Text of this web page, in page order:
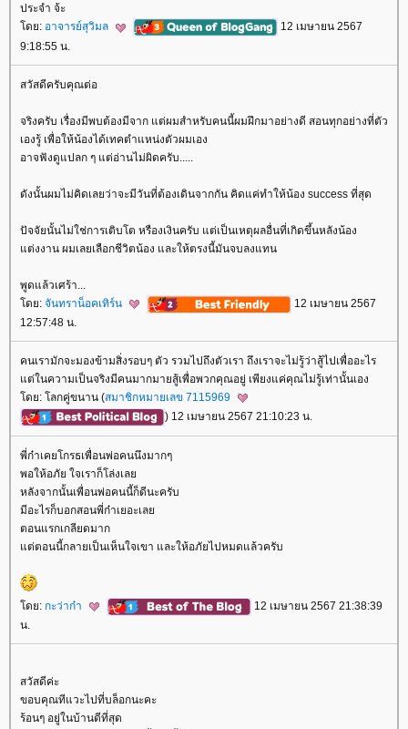
ประจำ จ้ะ
ดย: อาจารย์สุวิมล
12 เมษายน 2567
9:18:55 น.
สวัสดีครับคุณต่อ
จริงครับ เรื่องมีพบต้องมีจาก แต่ผมสำหรับคนนี้ผมฝึกมาอย่างดี สอนทุกอย่างที่ตัว
เองรู้ เพื่อให้น้องได้เทคตำแหน่งตัวผมเอง
อาจฟังดูแปลก ๆ แต่อ่านไม่ผิดครับ.....
ดังนั้นผมไม่คิดเลยว่าจะมีวันที่ต้องเดินจากกัน คิดแค่ทำให้น้อง success ที่สุด
ปัจจัยนั้นไม่ใช่การเติบโต หรืองเงินครับ แต่เป็นเหตุผลอื่นที่เกิดขึ้นหลังน้อง
ต่งงาน ผมเลยเลือกชีวิตน้อง และให้ตรงนี้มันจบลงแทน
พูดแล้วเศร้า...
ดย: จันทราน็อคเทิร์น
12 เมษายน 2567
12:57:48 น.
คนเรามักจะมองข้ามสิ่งรอบๆ ตัว รวมไปถึงตัวเรา ถึงเราจะไม่รู้ว่าสู้ไปเพื่ออะไร
ต่ในความเป็นจริงมีคนมากมายสู้เพื่อพวกคุณอยู่ เพียงแค่คุณไม่รู้เท่านั้นเอง
ดย: โลกคู่ขนาน (สมาชิกหมายเลข 7115969
) 12 เมษายน 2567 21:10:23 น.
พี่ก๋าเคยโกรธเพื่อนพ่อคนนึงมากๆ
พอให้อภัย ใจเราก็โล่งเล
หลังจากนั้นเพื่อนพ่อคนนี้ก็ดีนะครับ
มีอะไรก็บอกสอนพี่ก๋าเยอะเล
ตอนแรกเกลียดมาก
ต่ตอนนี้กลายเป็นเห็นใจเขา และให้อภัยไปหมดแล้วครับ
ดย: กะว่าก๋า
12 เมษายน 2567 21:38:39
น.
สวัสดีค่ะ
ขอบคุณทีแวะไปที่บล็อกนะคะ
ร้อนๆ อยู่ในบ้านดีที่สุด